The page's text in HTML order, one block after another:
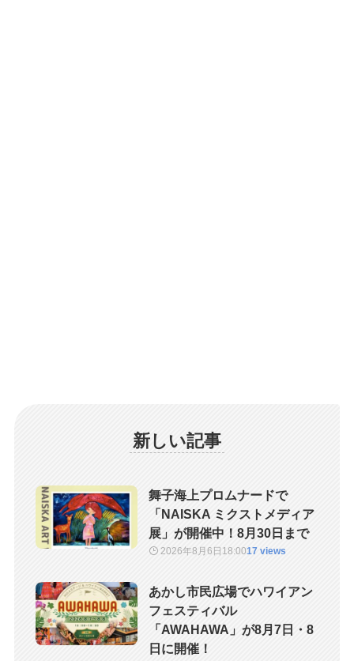
新しい記事
舞子海上プロムナードで
「NAISKA ミクストメディア
展」が開催中！8月30日まで
2026年8月6日 18:0017 views
あかし市民広場でハワイアン
フェスティバル
「AWAHAWA」が8月7日・8
日に開催！